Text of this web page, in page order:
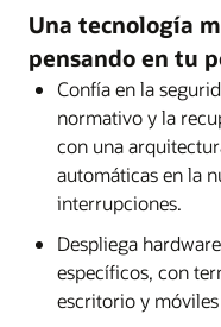
Una tecnología
pensando en tu
Confía en la
normativo y la
con una
automáticas en la
interrupciones.
Despliega
específicos, con
escritorio y móviles